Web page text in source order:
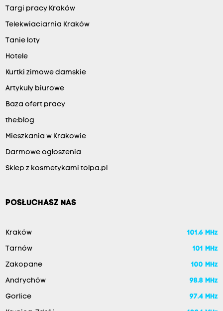
Targi pracy Kraków
Telekwiaciarnia Kraków
Tanie loty
Hotele
Kurtki zimowe damskie
Artykuły biurowe
Baza ofert pracy
the:blog
Mieszkania w Krakowie
Darmowe ogłoszenia
Sklep z kosmetykami tolpa.pl
POSŁUCHASZ NAS
Kraków 101.6 MHz
Tarnów 101 MHz
Zakopane 100 MHz
Andrychów 98.8 MHz
Gorlice 97.4 MHz